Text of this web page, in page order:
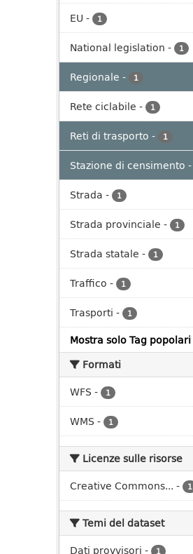
EU - 1
National legislation - 1
Regionale - 1
Rete ciclabile - 1
Reti di trasporto - 1
Stazione di censimento -
Strada - 1
Strada provinciale - 1
Strada statale - 1
Traffico - 1
Trasporti - 1
Mostra solo Tag popolari
Formati
WFS - 1
WMS - 1
Licenze sulle risorse
Creative Commons... - 1
Temi del dataset
Dati provvisori - 1